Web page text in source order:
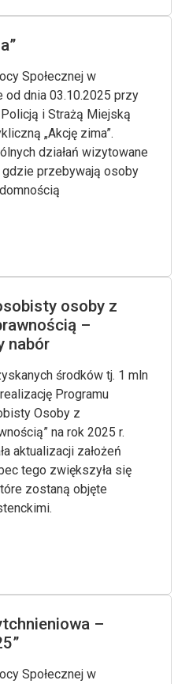
Społecznej w
od dnia 03.10.2025 przy
i Strażą Miejską
„Akcję zima”.
działań wizytowane
gdzie przebywają osoby
osoby z
–
nabór
środków tj. 1 mln
Programu
Osoby z
na rok 2025 r.
aktualizacji założeń
tego zwiększyła się
zostaną objęte
–
Społecznej w